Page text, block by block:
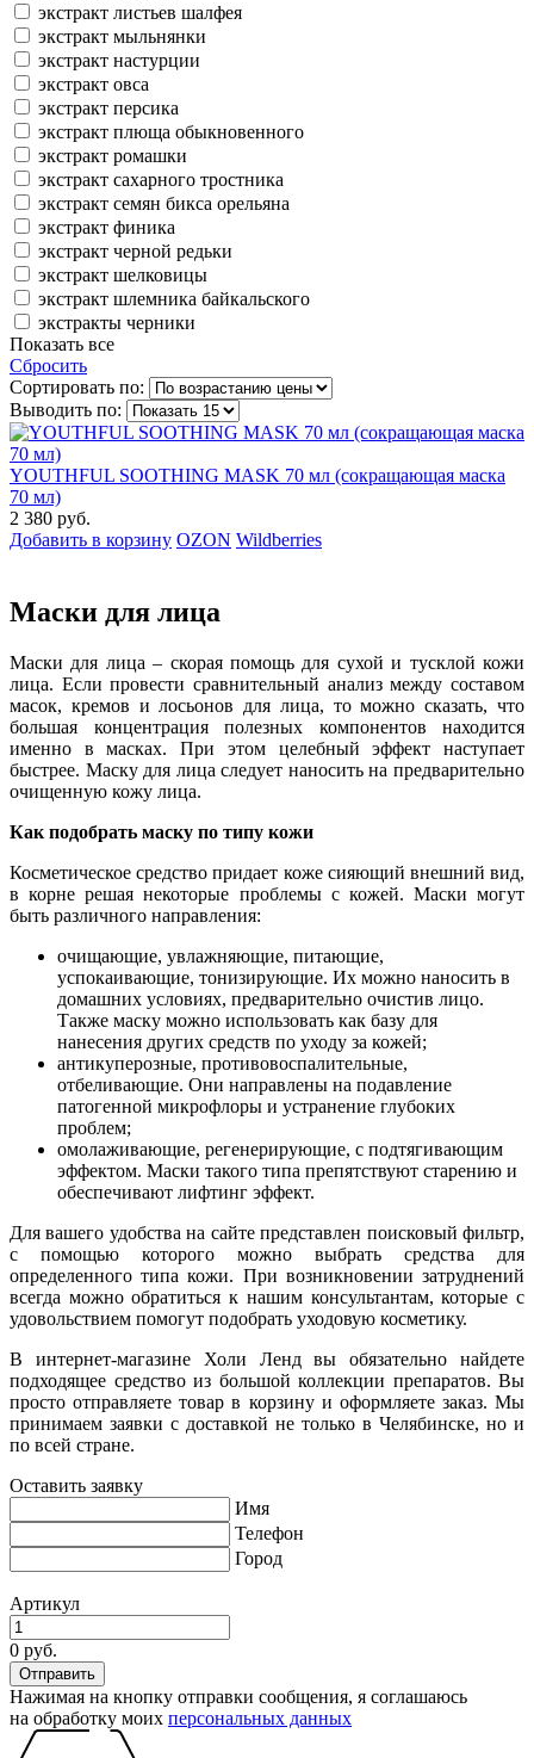
экстракт листьев шалфея
экстракт мыльнянки
экстракт настурции
экстракт овса
экстракт персика
экстракт плюща обыкновенного
экстракт ромашки
экстракт сахарного тростника
экстракт семян бикса орельяна
экстракт финика
экстракт черной редьки
экстракт шелковицы
экстракт шлемника байкальского
экстракты черники
Показать все
Сбросить
Сортировать по:
Выводить по:
YOUTHFUL SOOTHING MASK 70 мл (сокращающая маска
70 мл)
2 380 руб.
Добавить в корзину OZON Wildberries
Маски для лица
Маски для лица – скорая помощь для сухой и тусклой кожи
лица. Если провести сравнительный анализ между составом
масок, кремов и лосьонов для лица, то можно сказать, что
большая концентрация полезных компонентов находится
именно в масках. При этом целебный эффект наступает
быстрее. Маску для лица следует наносить на предварительно
очищенную кожу лица.
Как подобрать маску по типу кожи
Косметическое средство придает коже сияющий внешний вид,
в корне решая некоторые проблемы с кожей. Маски могут
быть различного направления:
очищающие, увлажняющие, питающие,
успокаивающие, тонизирующие. Их можно наносить в
домашних условиях, предварительно очистив лицо.
Также маску можно использовать как базу для
нанесения других средств по уходу за кожей;
антикуперозные, противовоспалительные,
отбеливающие. Они направлены на подавление
патогенной микрофлоры и устранение глубоких
проблем;
омолаживающие, регенерирующие, с подтягивающим
эффектом. Маски такого типа препятствуют старению и
обеспечивают лифтинг эффект.
Для вашего удобства на сайте представлен поисковый фильтр,
с помощью которого можно выбрать средства для
определенного типа кожи. При возникновении затруднений
всегда можно обратиться к нашим консультантам, которые с
удовольствием помогут подобрать уходовую косметику.
В интернет-магазине Холи Ленд вы обязательно найдете
подходящее средство из большой коллекции препаратов. Вы
просто отправляете товар в корзину и оформляете заказ. Мы
принимаем заявки с доставкой не только в Челябинске, но и
по всей стране.
Оставить заявку
Имя
Телефон
Город
Артикул
0 руб.
Нажимая на кнопку отправки сообщения, я соглашаюсь
на обработку моих персональных данных